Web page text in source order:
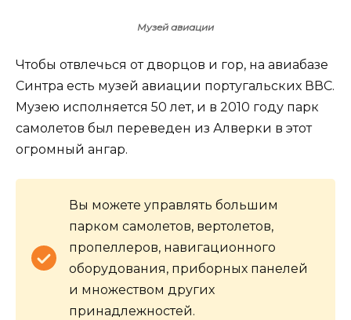
Музей авиации
Чтобы отвлечься от дворцов и гор, на авиабазе
Синтра есть музей авиации португальских ВВС.
Музею исполняется 50 лет, и в 2010 году парк
самолетов был переведен из Алверки в этот
огромный ангар.
Вы можете управлять большим
парком самолетов, вертолетов,
пропеллеров, навигационного
оборудования, приборных панелей
и множеством других
принадлежностей.